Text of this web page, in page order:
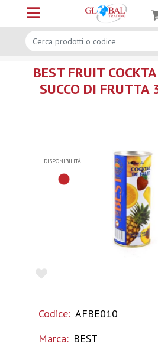
Open menu
BEST FRUIT
SUCCO DI
DISPONIBILITÀ
Codice: AFBE010
Marca: BEST